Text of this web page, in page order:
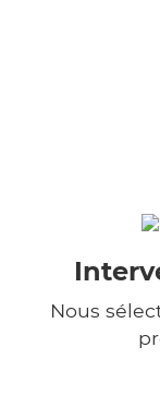
Nous